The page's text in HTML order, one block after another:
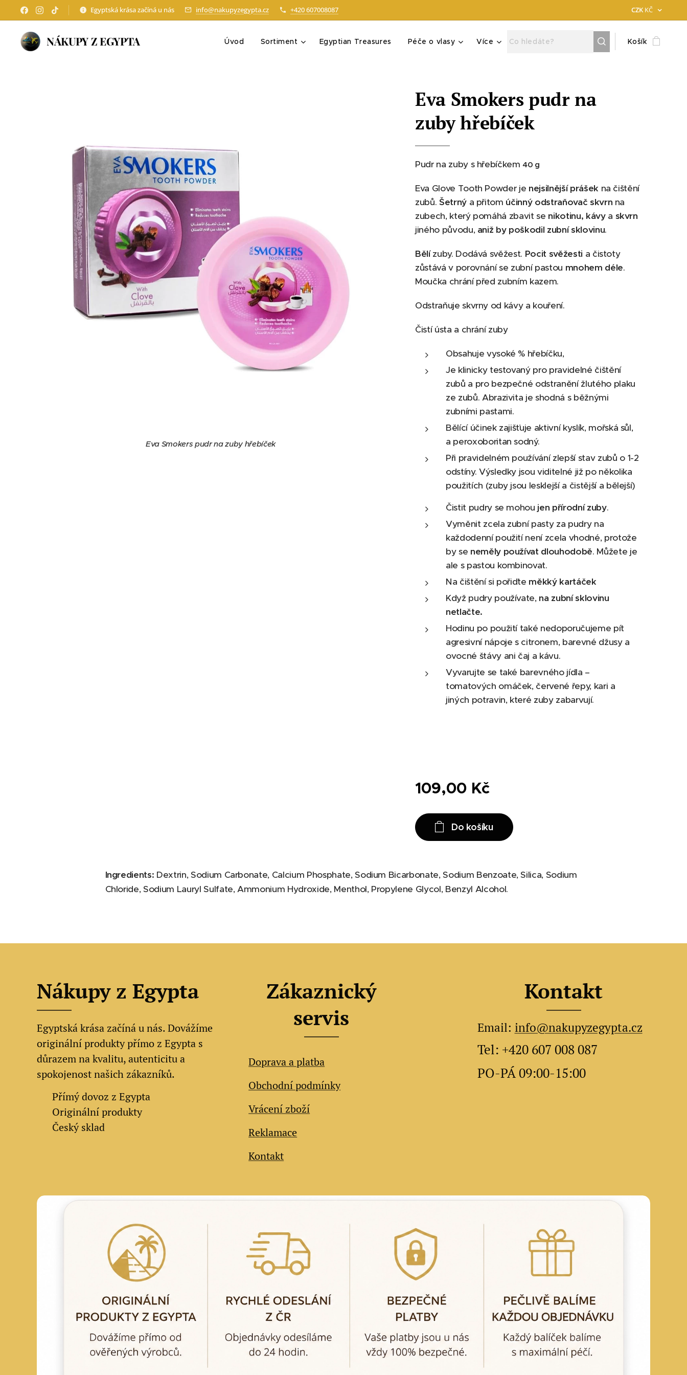
Egyptská krása začíná u nás info@nakupyzegypta.cz +420 607008087 CZK KČ
NÁKUPY Z EGYPTA Úvod Sortiment Egyptian Treasures Péče o vlasy Více Košík
Eva Smokers pudr na
zuby hřebíček
Eva Smokers pudr na zuby hřebíček
Pudr na zuby s hřebíčkem40 g
Eva Glove Tooth Powder je nejsilnější prášek na čištění
zubů. Šetrnýa přitom účinný odstraňovač skvrn na
zubech, který pomáhá zbavit se nikotinu, kávya skvrn
jiného původu, aniž by poškodil zubní sklovinu.
Bělízuby. Dodává svěžest. Pocit svěžesti a čistoty
zůstává v porovnání se zubní pastou mnohem déle.
Moučka chrání před zubním kazem.
Odstraňuje skvrny od kávy a kouření.
Čistí ústa a chrání zuby
Obsahuje vysoké % hřebíčku,
Je klinicky testovaný pro pravidelné čištění
zubů a pro bezpečné odstranění žlutého plaku
ze zubů. Abrazivita je shodná s běžnými
zubními pastami.
Bělící účinek zajišťuje aktivní kyslík, mořská sůl,
a peroxoboritan sodný.
Při pravidelném používání zlepší stav zubů o 1-2
odstíny. Výsledky jsou viditelné již po několika
použitích (zuby jsou lesklejší a čistější a bělejší)
Čistit pudry se mohou jen přírodní zuby.
Vyměnit zcela zubní pasty za pudry na
každodenní použití není zcela vhodné, protože
by se neměly používat dlouhodobě. Můžete je
ale s pastou kombinovat.
Na čištění si pořiďte měkký kartáček
Když pudry používate, na zubní sklovinu
netlačte.
Hodinu po použití také nedoporučujeme pít
agresivní nápoje s citronem, barevné džusy a
ovocné štávy ani čaj a kávu.
Vyvarujte se také barevného jídla –
tomatových omáček, červené řepy, kari a
jiných potravin, které zuby zabarvují.
109,00 Kč
Do košíku
Ingredients: Dextrin, Sodium Carbonate, Calcium Phosphate, Sodium Bicarbonate, Sodium Benzoate, Silica, Sodium
Chloride, Sodium Lauryl Sulfate, Ammonium Hydroxide, Menthol, Propylene Glycol, Benzyl Alcohol.
Nákupy z Egypta
Egyptská krása začíná u nás. Dovážíme
originální produkty přímo z Egypta s
důrazem na kvalitu, autenticitu a
spokojenost našich zákazníků.
Přímý dovoz z Egypta
Originální produkty
✔ Český sklad
Zákaznický
servis
Doprava a platba
Obchodní podmínky
Vrácení zboží
Reklamace
Kontakt
Kontakt
Email: info@nakupyzegypta.cz
Tel: +420 607 008 087
PO-PÁ 09:00-15:00